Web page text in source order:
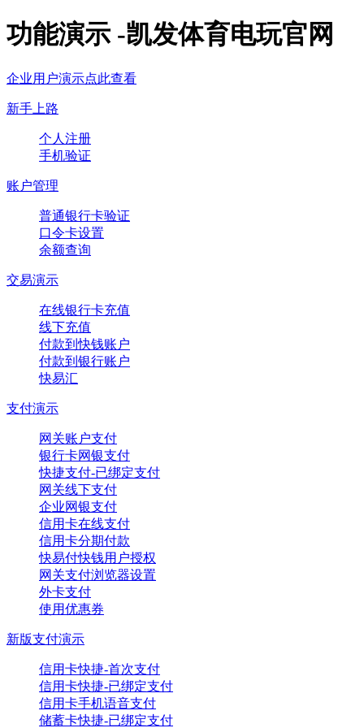
功能演示 -凯发体育电玩官网
企业用户演示点此查看
新手上路
个人注册
手机验证
账户管理
普通银行卡验证
口令卡设置
余额查询
交易演示
在线银行卡充值
线下充值
付款到快钱账户
付款到银行账户
快易汇
支付演示
网关账户支付
银行卡网银支付
快捷支付-已绑定支付
网关线下支付
企业网银支付
信用卡在线支付
信用卡分期付款
快易付快钱用户授权
网关支付浏览器设置
外卡支付
使用优惠券
新版支付演示
信用卡快捷-首次支付
信用卡快捷-已绑定支付
信用卡手机语音支付
储蓄卡快捷-已绑定支付